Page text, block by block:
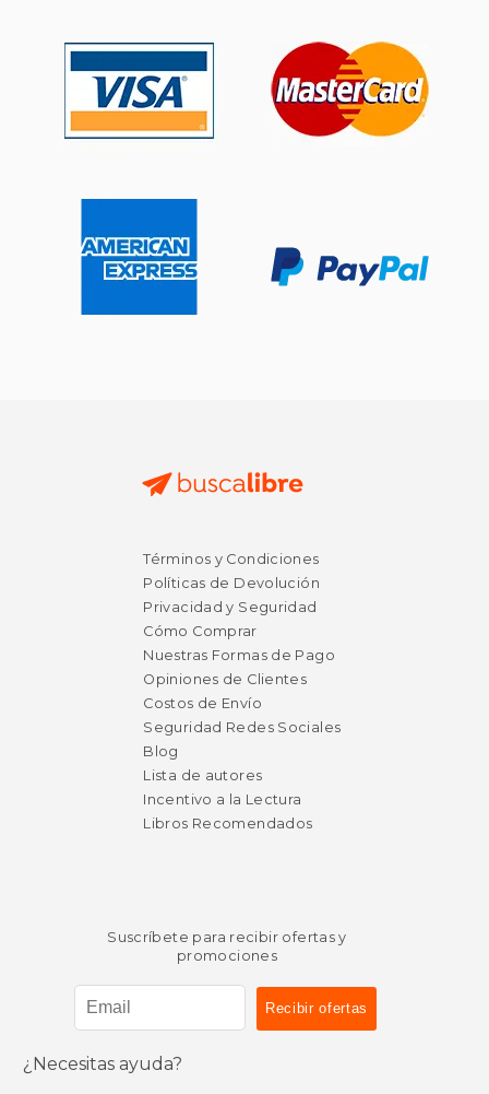
Términos y Condiciones
Políticas de Devolución
Privacidad y Seguridad
Cómo Comprar
Nuestras Formas de Pago
Opiniones de Clientes
Costos de Envío
Seguridad Redes Sociales
Blog
Lista de autores
Incentivo a la Lectura
Libros Recomendados
Suscríbete para recibir ofertas y
promociones
¿Necesitas ayuda?